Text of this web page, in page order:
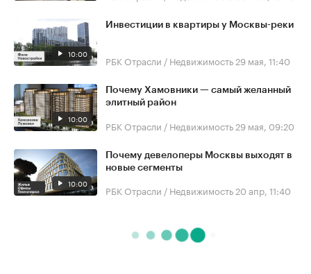
10:00
Инвестиции в квартиры у Москвы-реки
РБК Отрасли / Недвижимость 29 мая, 11:40
10:00
Почему Хамовники — самый желанный
элитный район
РБК Отрасли / Недвижимость 29 мая, 09:20
10:00
Почему девелоперы Москвы выходят в
новые сегменты
РБК Отрасли / Недвижимость 20 апр, 11:40